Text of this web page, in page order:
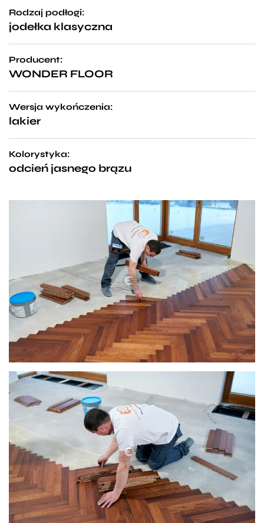
Rodzaj podłogi:
jodełka klasyczna
Producent:
WONDER FLOOR
Wersja wykończenia:
lakier
Kolorystyka:
odcień jasnego brązu